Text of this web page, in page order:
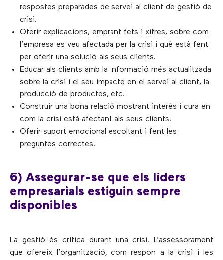
respostes preparades de servei al client de gestió de
crisi.
Oferir explicacions, emprant fets i xifres, sobre com
l’empresa es veu afectada per la crisi i què està fent
per oferir una solució als seus clients.
Educar als clients amb la informació més actualitzada
sobre la crisi i el seu impacte en el servei al client, la
producció de productes, etc.
Construir una bona relació mostrant interès i cura en
com la crisi està afectant als seus clients.
Oferir suport emocional escoltant i fent les
preguntes correctes.
6) Assegurar-se que els líders
empresarials estiguin sempre
disponibles
La gestió és crítica durant una crisi. L’assessorament
que ofereix l’organització, com respon a la crisi i les